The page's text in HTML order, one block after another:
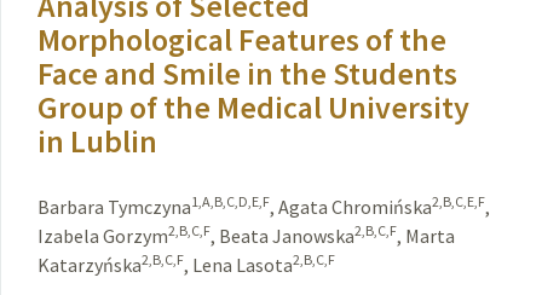
Morphological Features of the
Face and Smile in the Students
Group of the Medical University
in Lublin
Barbara Tymczyna1,A,B,C,D,E,F, Agata Chromińska2,B,C,E,F,
Izabela Gorzym2,B,C,F, Beata Janowska2,B,C,F, Marta
Katarzyńska2,B,C,F, Lena Lasota2,B,C,F